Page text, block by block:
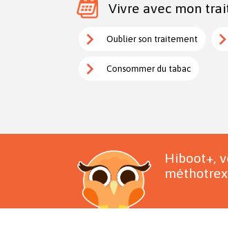
Vivre avec mon
Oublier son traitement
Consommer du tabac
Hiboot+,